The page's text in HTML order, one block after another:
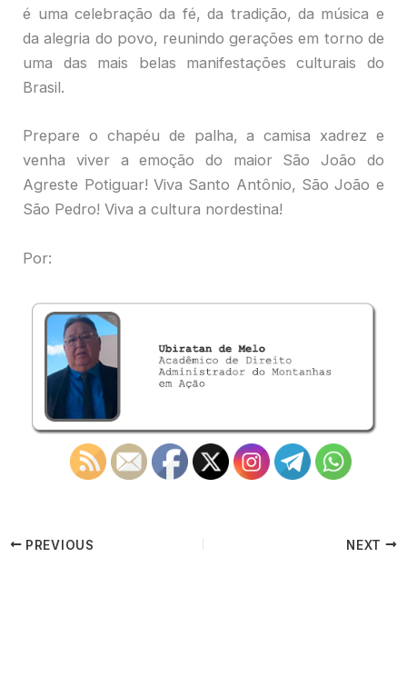
é uma celebração da fé, da tradição, da música e
da alegria do povo, reunindo gerações em torno de
uma das mais belas manifestações culturais do
Brasil.
Prepare o chapéu de palha, a camisa xadrez e
venha viver a emoção do maior São João do
Agreste Potiguar! Viva Santo Antônio, São João e
São Pedro! Viva a cultura nordestina!
Por:
PREVIOUS NEXT